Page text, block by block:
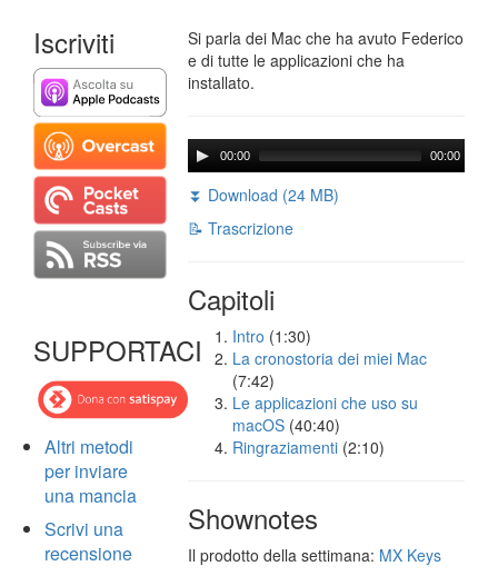
Iscriviti
SUPPORTACI
Altri metodi
per inviare
una mancia
Scrivi una
recensione
Si parla dei Mac che ha avuto Federico
e di tutte le applicazioni che ha
installato.
00:00 00:00
⏬ Download (24 MB)
📝 Trascrizione
Capitoli
Intro (1:30)
La cronostoria dei miei Mac
(7:42)
Le applicazioni che uso su
macOS (40:40)
Ringraziamenti (2:10)
Shownotes
Il prodotto della settimana: MX Keys